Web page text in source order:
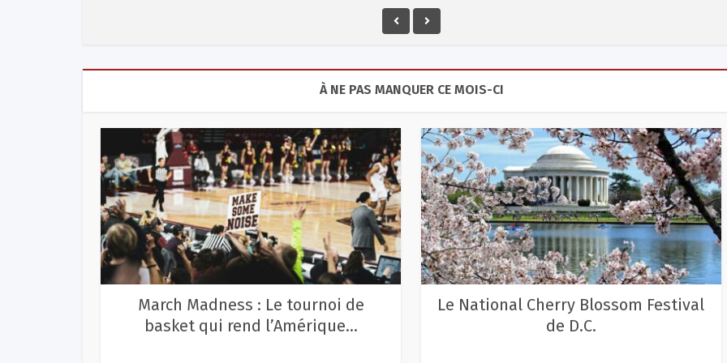
À NE PAS MANQUER CE MOIS-CI
March Madness : Le tournoi de
basket qui rend l’Amérique...
Le National Cherry Blossom Festival
de D.C.